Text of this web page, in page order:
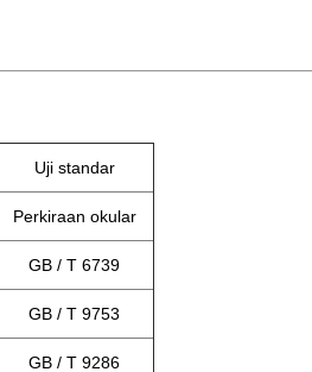
Uji standar
Perkiraan okular
GB / T 6739
GB / T 9753
GB / T 9286